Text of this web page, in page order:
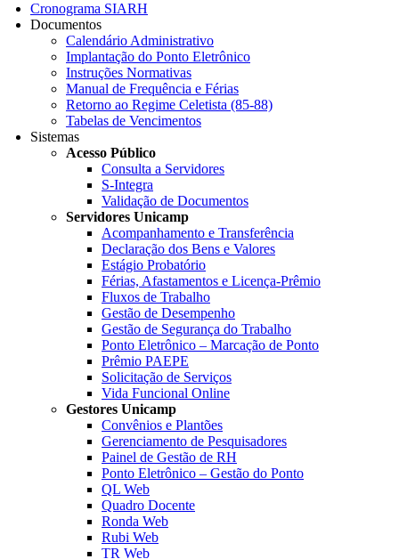
Cronograma SIARH
Documentos
Calendário Administrativo
Implantação do Ponto Eletrônico
Instruções Normativas
Manual de Frequência e Férias
Retorno ao Regime Celetista (85-88)
Tabelas de Vencimentos
Sistemas
Acesso Público
Consulta a Servidores
S-Integra
Validação de Documentos
Servidores Unicamp
Acompanhamento e Transferência
Declaração dos Bens e Valores
Estágio Probatório
Férias, Afastamentos e Licença-Prêmio
Fluxos de Trabalho
Gestão de Desempenho
Gestão de Segurança do Trabalho
Ponto Eletrônico – Marcação de Ponto
Prêmio PAEPE
Solicitação de Serviços
Vida Funcional Online
Gestores Unicamp
Convênios e Plantões
Gerenciamento de Pesquisadores
Painel de Gestão de RH
Ponto Eletrônico – Gestão do Ponto
QL Web
Quadro Docente
Ronda Web
Rubi Web
TR Web